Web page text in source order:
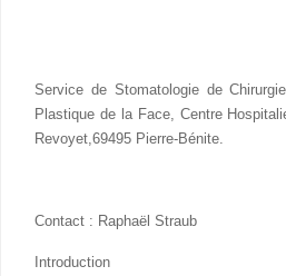
Service de Stomatologie de
Plastique de la Face, Centre
Revoyet,69495 Pierre-Bénite.
Contact : Raphaël Straub
Introduction